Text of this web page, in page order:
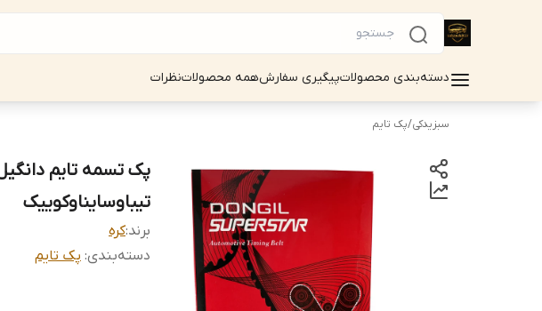
دسته‌بندی محصولاتپیگیری سفارشهمه محصولاتنظرات
سبزیدکی/پک تایم
تیباوسایناوکوییک
برند:کره
دسته‌بندی: پک تایم